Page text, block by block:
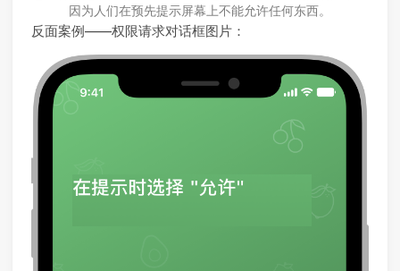
因为人们在预先提示屏幕上不能允许任何东西。
反面案例——权限请求对话框图片：